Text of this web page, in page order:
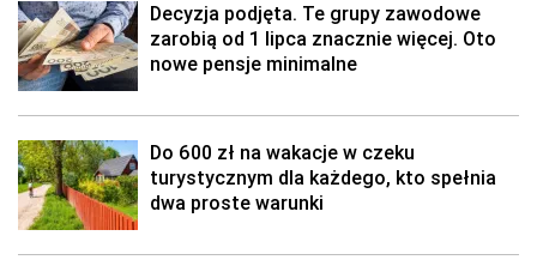
Decyzja podjęta. Te grupy zawodowe
zarobią od 1 lipca znacznie więcej. Oto
nowe pensje minimalne
Do 600 zł na wakacje w czeku
turystycznym dla każdego, kto spełnia
dwa proste warunki